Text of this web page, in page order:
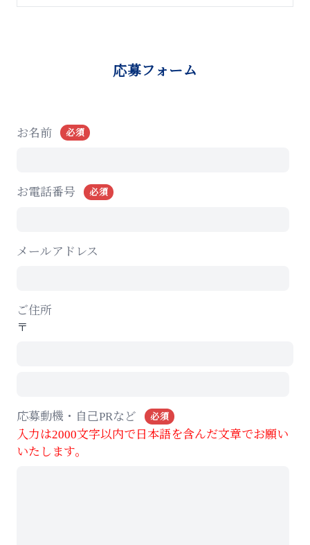
応募フォーム
お名前 必須
お電話番号 必須
メールアドレス
ご住所
〒
応募動機・自己PRなど 必須
入力は2000文字以内で日本語を含んだ文章でお願い
いたします。